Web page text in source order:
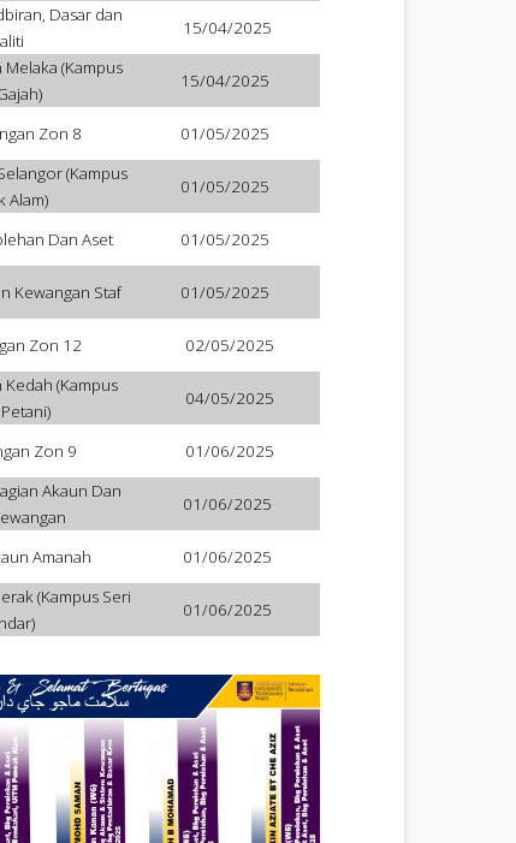
Dasar dan
15/04/2025
Melaka (Kampus
15/04/2025
Zon 8 01/05/2025
(Kampus
Alam)
01/05/2025
Dan Aset 01/05/2025
Kewangan Staf 01/05/2025
Zon 12 02/05/2025
Kedah (Kampus
04/05/2025
Zon 9 01/06/2025
Akaun Dan
01/06/2025
Amanah 01/06/2025
(Kampus Seri
01/06/2025